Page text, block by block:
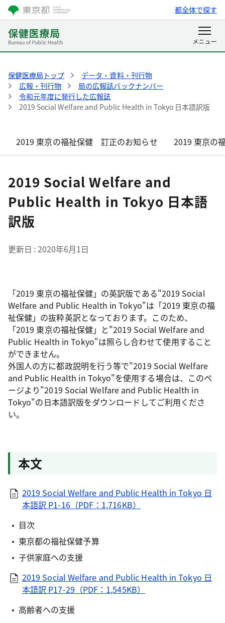
都全体で探す
保健医療局トップ
データ・資料・刊行物
広報・刊行物
局の広報誌バックナンバー
令和元年度に発行した広報誌
2019 Social Welfare and Public Health in Tokyo 日本語訳版
2019 東京の福祉保健 訂正のお知らせ 2019 東京の
2019 Social Welfare and
Public Health in Tokyo 日本語
訳版
更新日 2020年6月1日
「2019 東京の福祉保健」の英訳版である"2019 Social
Welfare and Public Health in Tokyo"は「2019 東京の福
祉保健」の抜粋英訳となっております。このため、
「2019 東京の福祉保健」と"2019 Social Welfare and
Public Health in Tokyo"は照らし合わせて使用すること
ができません。
外国人の方に都政説明を行う等で"2019 Social Welfare
and Public Health in Tokyo"を使用する場合は、このペ
ージより"2019 Social Welfare and Public Health in
Tokyo"の日本語訳版をダウンロードしてご利用くださ
い。
本文
2019 Social Welfare and Public Health in Tokyo 日
本語訳 P1-16（PDF：1,716KB）
目次
東京都の福祉保健予算
子供家庭への支援
2019 Social Welfare and Public Health in Tokyo 日
本語訳 P17-29（PDF：1,545KB）
高齢者への支援